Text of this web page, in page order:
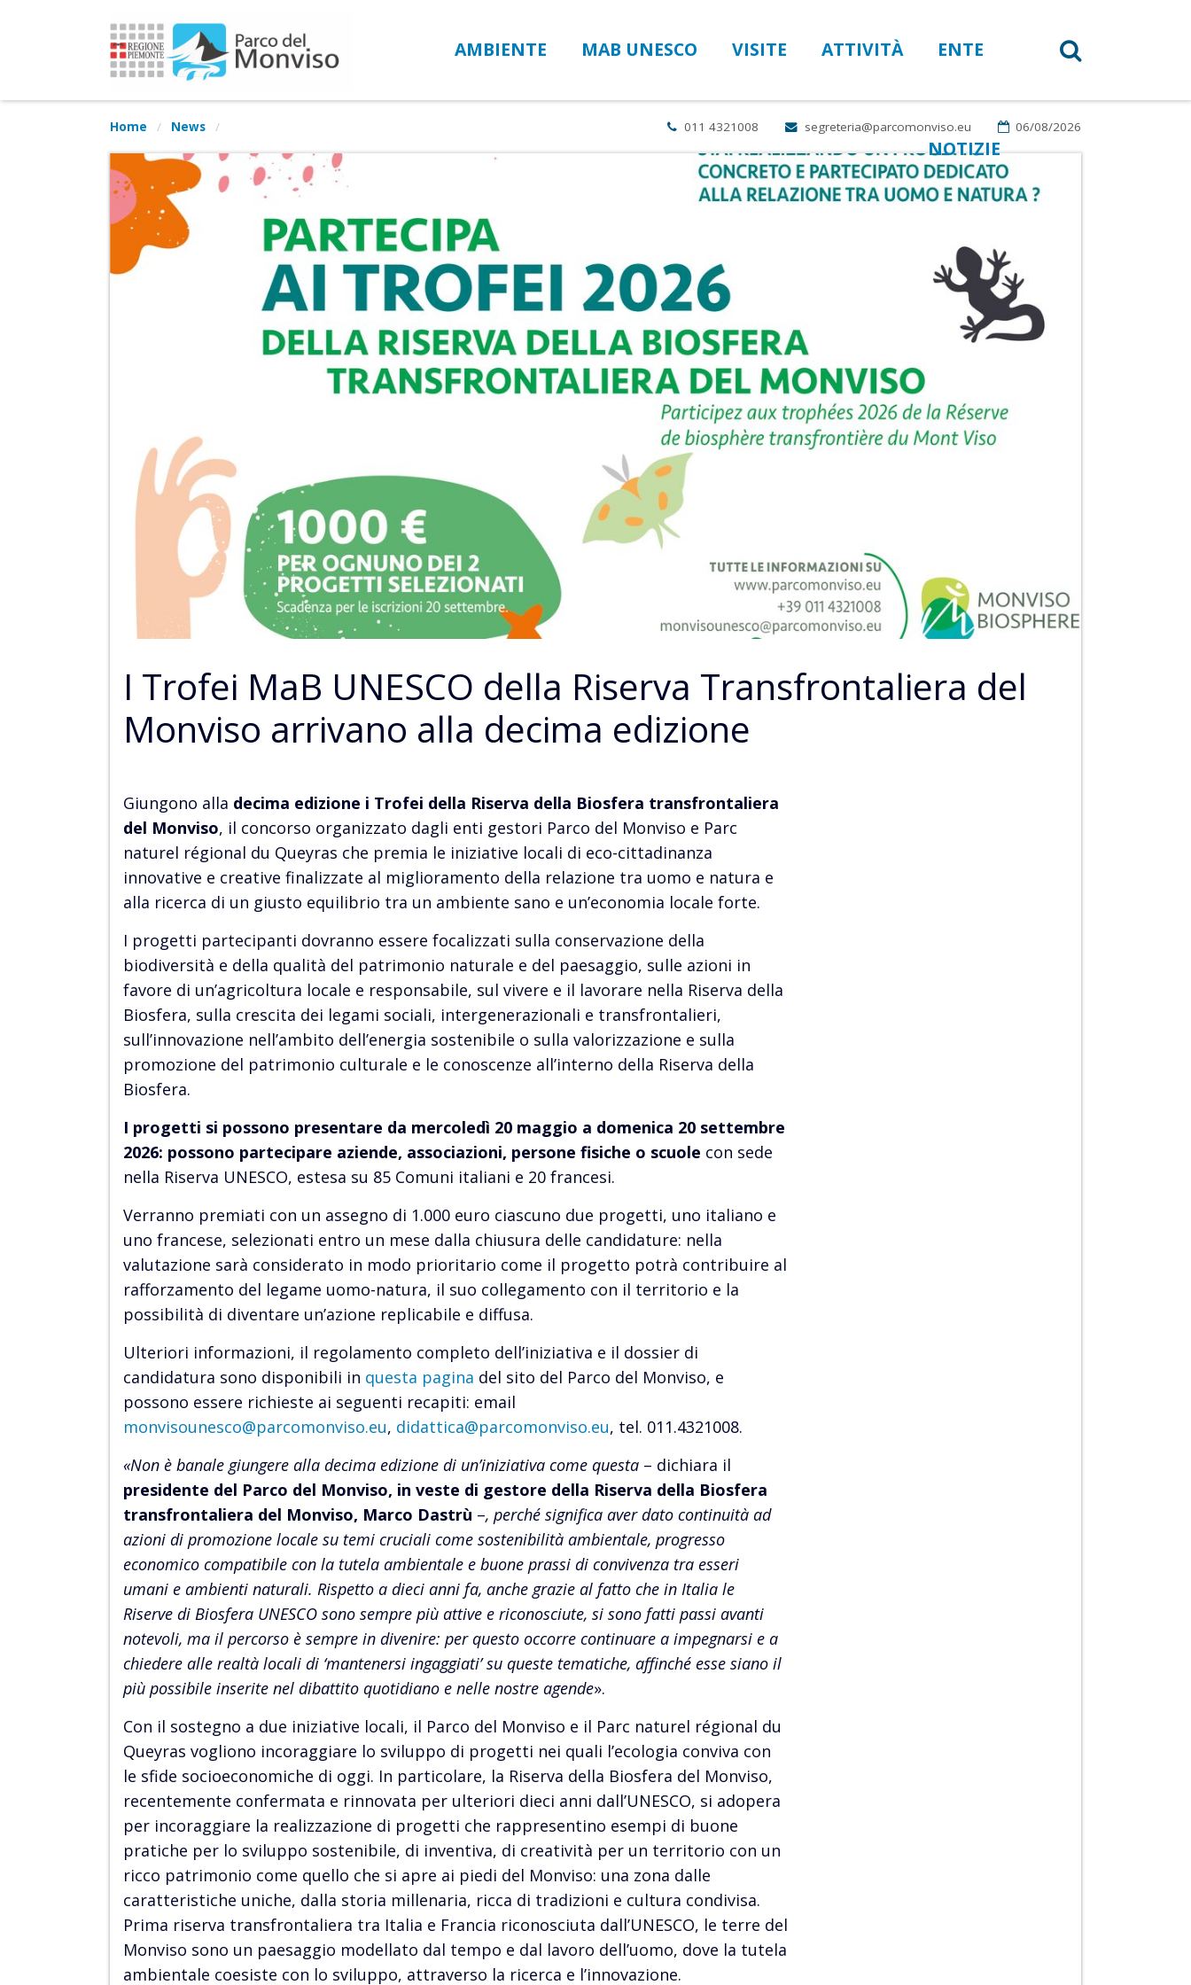
AMBIENTE MAB UNESCO VISITE ATTIVITÀ ENTE
NOTIZIE
Home News 011 4321008 segreteria@parcomonviso.eu 06/08/2026
I Trofei MaB UNESCO della Riserva Transfrontaliera del
Monviso arrivano alla decima edizione
Giungono alla decima edizione i Trofei della Riserva della Biosfera transfrontaliera
del Monviso, il concorso organizzato dagli enti gestori Parco del Monviso e Parc
naturel régional du Queyras che premia le iniziative locali di eco-cittadinanza
innovative e creative finalizzate al miglioramento della relazione tra uomo e natura e
alla ricerca di un giusto equilibrio tra un ambiente sano e un’economia locale forte.
I progetti partecipanti dovranno essere focalizzati sulla conservazione della
biodiversità e della qualità del patrimonio naturale e del paesaggio, sulle azioni in
favore di un’agricoltura locale e responsabile, sul vivere e il lavorare nella Riserva della
Biosfera, sulla crescita dei legami sociali, intergenerazionali e transfrontalieri,
sull’innovazione nell’ambito dell’energia sostenibile o sulla valorizzazione e sulla
promozione del patrimonio culturale e le conoscenze all’interno della Riserva della
Biosfera.
I progetti si possono presentare da mercoledì 20 maggio a domenica 20 settembre
2026: possono partecipare aziende, associazioni, persone fisiche o scuole con sede
nella Riserva UNESCO, estesa su 85 Comuni italiani e 20 francesi.
Verranno premiati con un assegno di 1.000 euro ciascuno due progetti, uno italiano e
uno francese, selezionati entro un mese dalla chiusura delle candidature: nella
valutazione sarà considerato in modo prioritario come il progetto potrà contribuire al
rafforzamento del legame uomo-natura, il suo collegamento con il territorio e la
possibilità di diventare un’azione replicabile e diffusa.
Ulteriori informazioni, il regolamento completo dell’iniziativa e il dossier di
candidatura sono disponibili in questa pagina del sito del Parco del Monviso, e
possono essere richieste ai seguenti recapiti: email
monvisounesco@parcomonviso.eu, didattica@parcomonviso.eu, tel. 011.4321008.
«Non è banale giungere alla decima edizione di un’iniziativa come questa– dichiara il
presidente del Parco del Monviso, in veste di gestore della Riserva della Biosfera
transfrontaliera del Monviso, Marco Dastrù –, perché significa aver dato continuità ad
azioni di promozione locale su temi cruciali come sostenibilità ambientale, progresso
economico compatibile con la tutela ambientale e buone prassi di convivenza tra esseri
umani e ambienti naturali. Rispetto a dieci anni fa, anche grazie al fatto che in Italia le
Riserve di Biosfera UNESCO sono sempre più attive e riconosciute, si sono fatti passi avanti
notevoli, ma il percorso è sempre in divenire: per questo occorre continuare a impegnarsi e a
chiedere alle realtà locali di ‘mantenersi ingaggiati’ su queste tematiche, affinché esse siano il
più possibile inserite nel dibattito quotidiano e nelle nostre agende».
Con il sostegno a due iniziative locali, il Parco del Monviso e il Parc naturel régional du
Queyras vogliono incoraggiare lo sviluppo di progetti nei quali l’ecologia conviva con
le sfide socioeconomiche di oggi. In particolare, la Riserva della Biosfera del Monviso,
recentemente confermata e rinnovata per ulteriori dieci anni dall’UNESCO, si adopera
per incoraggiare la realizzazione di progetti che rappresentino esempi di buone
pratiche per lo sviluppo sostenibile, di inventiva, di creatività per un territorio con un
ricco patrimonio come quello che si apre ai piedi del Monviso: una zona dalle
caratteristiche uniche, dalla storia millenaria, ricca di tradizioni e cultura condivisa.
Prima riserva transfrontaliera tra Italia e Francia riconosciuta dall’UNESCO, le terre del
Monviso sono un paesaggio modellato dal tempo e dal lavoro dell’uomo, dove la tutela
ambientale coesiste con lo sviluppo, attraverso la ricerca e l’innovazione.